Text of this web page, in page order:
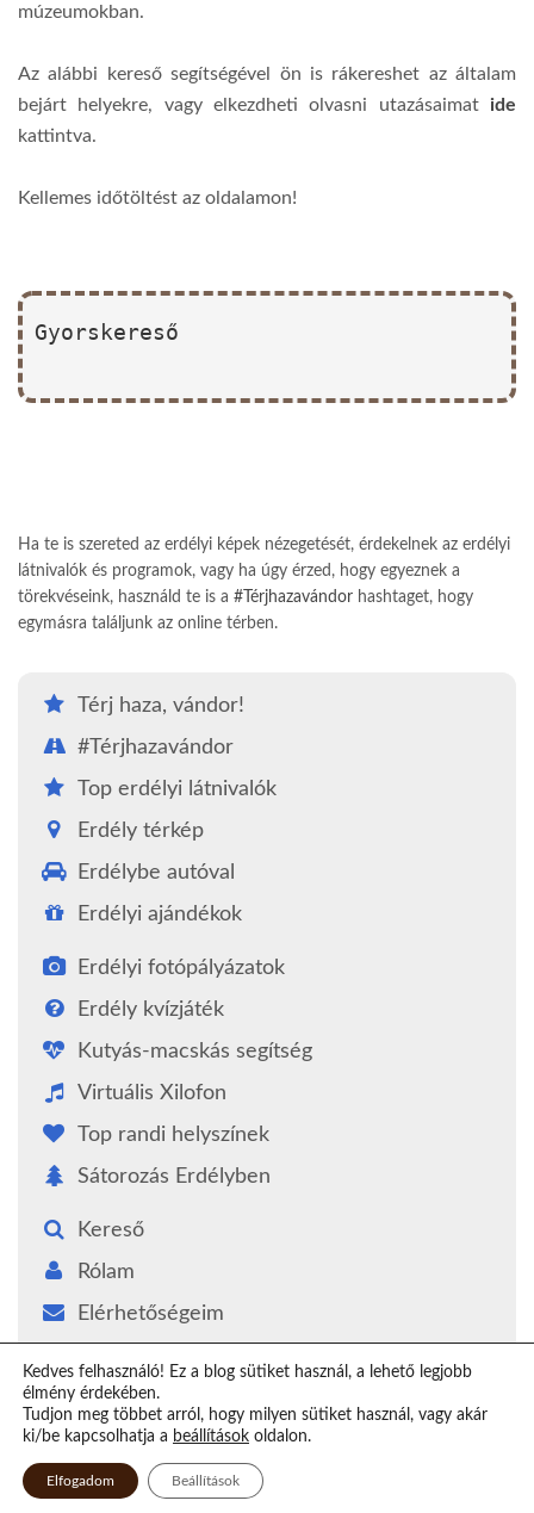
múzeumokban.
Az alábbi kereső segítségével ön is rákereshet az általam
bejárt helyekre, vagy elkezdheti olvasni utazásaimat ide
kattintva.
Kellemes időtöltést az oldalamon!
Gyorskereső
Ha te is szereted az erdélyi képek nézegetését, érdekelnek az erdélyi
látnivalók és programok, vagy ha úgy érzed, hogy egyeznek a
törekvéseink, használd te is a #Térjhazavándor hashtaget, hogy
egymásra találjunk az online térben.
Térj haza, vándor!
#Térjhazavándor
Top erdélyi látnivalók
Erdély térkép
Erdélybe autóval
Erdélyi ajándékok
Erdélyi fotópályázatok
Erdély kvízjáték
Kutyás-macskás segítség
Virtuális Xilofon
Top randi helyszínek
Sátorozás Erdélyben
Kereső
Rólam
Elérhetőségeim
Epilógus
Kedves felhasználó! Ez a blog sütiket használ, a lehető legjobb
élmény érdekében.
Tudjon meg többet arról, hogy milyen sütiket használ, vagy akár
ki/be kapcsolhatja a beállítások oldalon.
Elfogadom Beállítások